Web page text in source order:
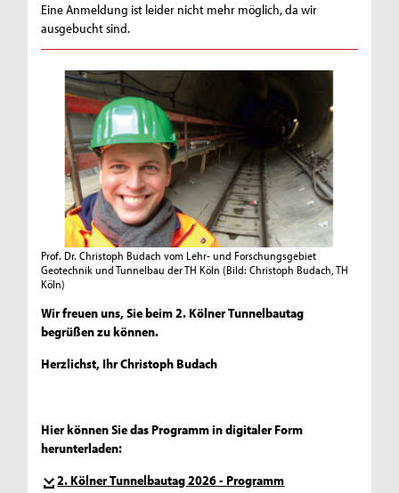
Eine Anmeldung ist leider nicht mehr möglich, da wir
ausgebucht sind.
Prof. Dr. Christoph Budach vom Lehr- und Forschungsgebiet
Geotechnik und Tunnelbau der TH Köln (Bild: Christoph Budach, TH
Köln)
Wir freuen uns, Sie beim 2. Kölner Tunnelbautag
begrüßen zu können.
Herzlichst, Ihr Christoph Budach
Hier können Sie das Programm in digitaler Form
herunterladen:
2. Kölner Tunnelbautag 2026 - Programm